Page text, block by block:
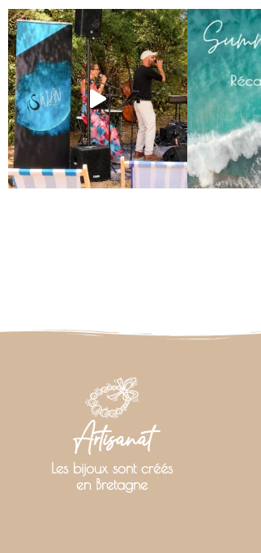
Artisanat
Les bijoux sont créés
en Bretagne